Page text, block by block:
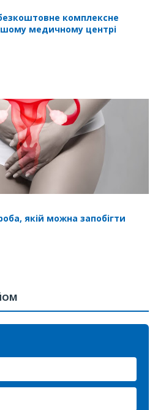
комплексне
медичному центрі
якій можна запобігти